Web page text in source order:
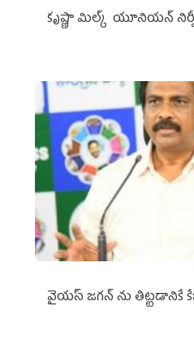
కృష్ణా మిల్క్‌ యూనియన్‌
వైయ‌స్ జగన్‌ ను తిట్టడానికే